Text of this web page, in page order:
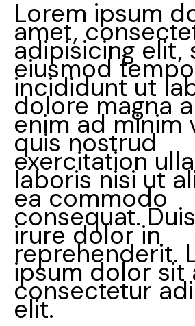
Lorem ipsum
amet,
adipisicing elit,
eiusmod
incididunt ut
dolore magna
enim ad minim
quis nostrud
exercitation
laboris nisi ut
ea commodo
consequat.
irure dolor in
reprehenderit.
ipsum dolor sit
consectetur
elit.